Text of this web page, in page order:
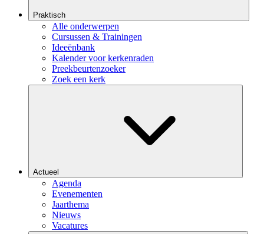
Praktisch
Alle onderwerpen
Cursussen & Trainingen
Ideeënbank
Kalender voor kerkenraden
Preekbeurtenzoeker
Zoek een kerk
Actueel
Agenda
Evenementen
Jaarthema
Nieuws
Vacatures